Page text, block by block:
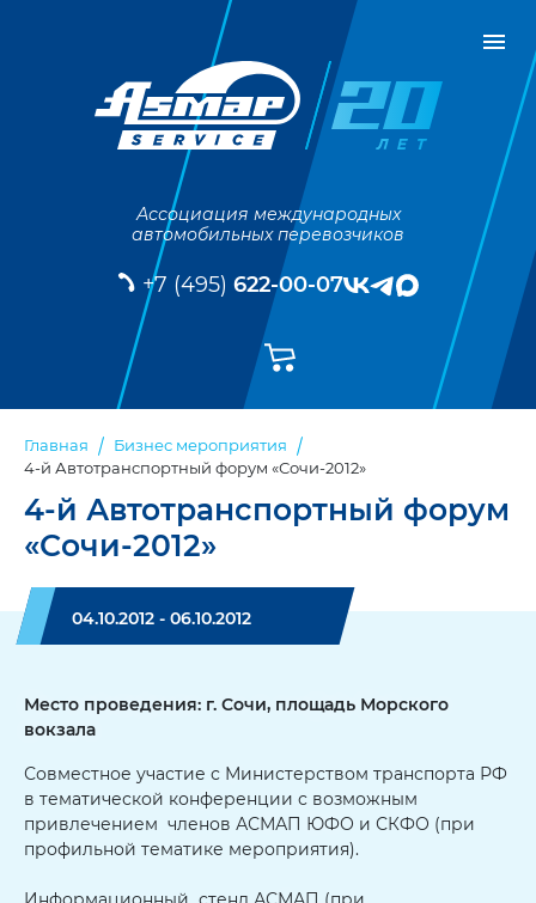
Ассоциация международных
автомобильных перевозчиков
+7 (495) 622-00-07
Главная
Бизнес мероприятия
4-й Автотранспортный форум «Сочи-2012»
4-й Автотранспортный форум
«Сочи-2012»
04.10.2012 - 06.10.2012
Место проведения: г. Сочи, площадь Морского
вокзала
Совместное участие с Министерством транспорта РФ
в тематической конференции с возможным
привлечением членов АСМАП ЮФО и СКФО (при
профильной тематике мероприятия).